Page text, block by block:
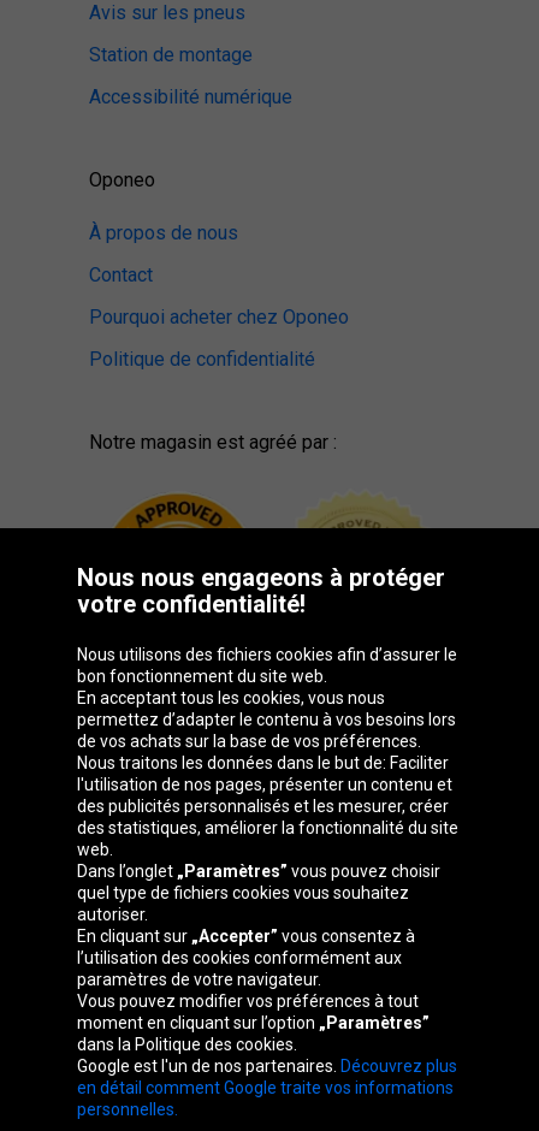
Avis sur les pneus
Station de montage
Accessibilité numérique
Oponeo
À propos de nous
Contact
Pourquoi acheter chez Oponeo
Politique de confidentialité
Notre magasin est agréé par :
Groupe Oponeo
Česká
republika
Deutschland Éire España
France Italia Magyarország Nederland
Österreich Polska
Slovenská
republika
United
Kingdom
Nous nous engageons à protéger
votre confidentialité!
Nous utilisons des fichiers cookies afin d’assurer le
bon fonctionnement du site web.
En acceptant tous les cookies, vous nous
permettez d’adapter le contenu à vos besoins lors
de vos achats sur la base de vos préférences.
Nous traitons les données dans le but de: Faciliter
l'utilisation de nos pages, présenter un contenu et
des publicités personnalisés et les mesurer, créer
des statistiques, améliorer la fonctionnalité du site
web.
Dans l’onglet „Paramètres” vous pouvez choisir
quel type de fichiers cookies vous souhaitez
autoriser.
En cliquant sur „Accepter” vous consentez à
l’utilisation des cookies conformément aux
paramètres de votre navigateur.
Vous pouvez modifier vos préférences à tout
moment en cliquant sur l’option „Paramètres”
dans la Politique des cookies.
Google est l'un de nos partenaires. Découvrez plus
en détail comment Google traite vos informations
personnelles.